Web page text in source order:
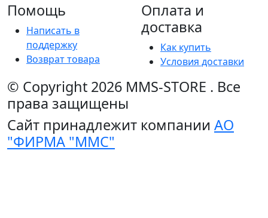
Помощь
Написать в
поддержку
Возврат товара
Оплата и
доставка
Как купить
Условия доставки
© Copyright 2026 MMS-STORE . Все
права защищены
Сайт принадлежит компании АО
"ФИРМА "ММС"